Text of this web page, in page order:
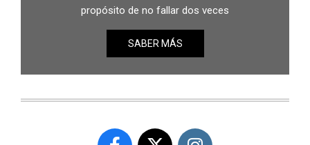
propósito de no fallar dos veces
SABER MÁS